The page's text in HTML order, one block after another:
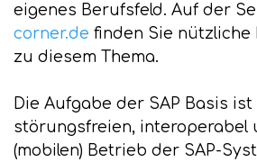
eigenes Berufsfeld. Auf der
corner.de finden Sie nützliche
zu diesem Thema.
Die Aufgabe der SAP Basis ist
störungsfreien, interoperabel
(mobilen) Betrieb der SAP-